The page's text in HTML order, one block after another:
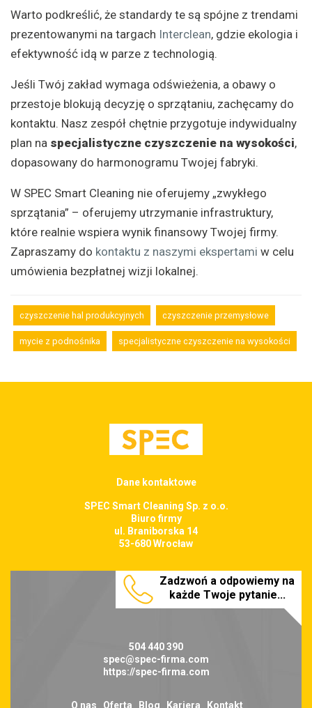
Warto podkreślić, że standardy te są spójne z trendami
prezentowanymi na targach Interclean, gdzie ekologia i
efektywność idą w parze z technologią.
Jeśli Twój zakład wymaga odświeżenia, a obawy o
przestoje blokują decyzję o sprzątaniu, zachęcamy do
kontaktu. Nasz zespół chętnie przygotuje indywidualny
plan na specjalistyczne czyszczenie na wysokości,
dopasowany do harmonogramu Twojej fabryki.
W SPEC Smart Cleaning nie oferujemy „zwykłego
sprzątania” – oferujemy utrzymanie infrastruktury,
które realnie wspiera wynik finansowy Twojej firmy.
Zapraszamy do kontaktu z naszymi ekspertami w celu
umówienia bezpłatnej wizji lokalnej.
czyszczenie hal produkcyjnych czyszczenie przemysłowe
mycie z podnośnika specjalistyczne czyszczenie na wysokości
Dane kontaktowe
SPEC Smart Cleaning Sp. z o.o.
Biuro firmy
ul. Braniborska 14
53-680 Wrocław
Zadzwoń a odpowiemy na
każde Twoje pytanie...
504 440 390
spec@spec-firma.com
https://spec-firma.com
O nas Oferta Blog Kariera Kontakt